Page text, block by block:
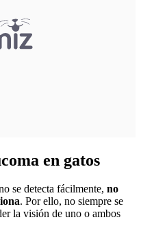
en gatos
se detecta fácilmente, no
. Por ello, no siempre se
la visión de uno o ambos